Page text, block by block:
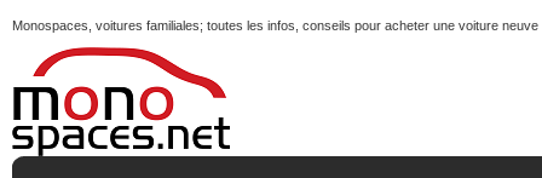
Monospaces, voitures familiales; toutes les infos, conseils pour acheter une voiture